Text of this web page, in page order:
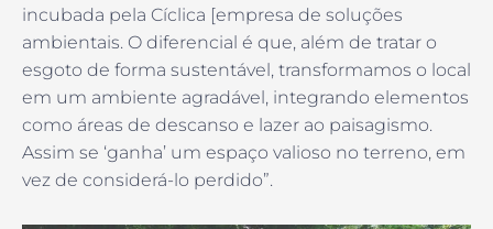
incubada pela Cíclica [empresa de soluções
ambientais. O diferencial é que, além de tratar o
esgoto de forma sustentável, transformamos o local
em um ambiente agradável, integrando elementos
como áreas de descanso e lazer ao paisagismo.
Assim se ‘ganha’ um espaço valioso no terreno, em
vez de considerá-lo perdido”.